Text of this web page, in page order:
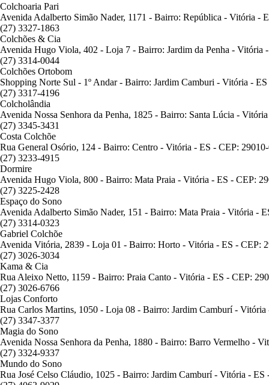
Colchoaria Pari
Avenida Adalberto Simão Nader, 1171 - Bairro: República - Vitória -
(27) 3327-1863
Colchões & Cia
Avenida Hugo Viola, 402 - Loja 7 - Bairro: Jardim da Penha - Vitória
(27) 3314-0044
Colchões Ortobom
Shopping Norte Sul - 1º Andar - Bairro: Jardim Camburi - Vitória -
(27) 3317-4196
Colcholândia
Avenida Nossa Senhora da Penha, 1825 - Bairro: Santa Lúcia -
(27) 3345-3431
Costa Colchõe
Rua General Osório, 124 - Bairro: Centro - Vitória - ES - CEP:
(27) 3233-4915
Dormire
Avenida Hugo Viola, 800 - Bairro: Mata Praia - Vitória - ES - CEP:
(27) 3225-2428
Espaço do Sono
Avenida Adalberto Simão Nader, 151 - Bairro: Mata Praia - Vitória -
(27) 3314-0323
Gabriel Colchõe
Avenida Vitória, 2839 - Loja 01 - Bairro: Horto - Vitória - ES - CEP:
(27) 3026-3034
Kama & Cia
Rua Aleixo Netto, 1159 - Bairro: Praia Canto - Vitória - ES - CEP:
(27) 3026-6766
Lojas Conforto
Rua Carlos Martins, 1050 - Loja 08 - Bairro: Jardim Camburí -
(27) 3347-3377
Magia do Sono
Avenida Nossa Senhora da Penha, 1880 - Bairro: Barro Vermelho -
(27) 3324-9337
Mundo do Sono
Rua José Celso Cláudio, 1025 - Bairro: Jardim Camburí - Vitória - ES